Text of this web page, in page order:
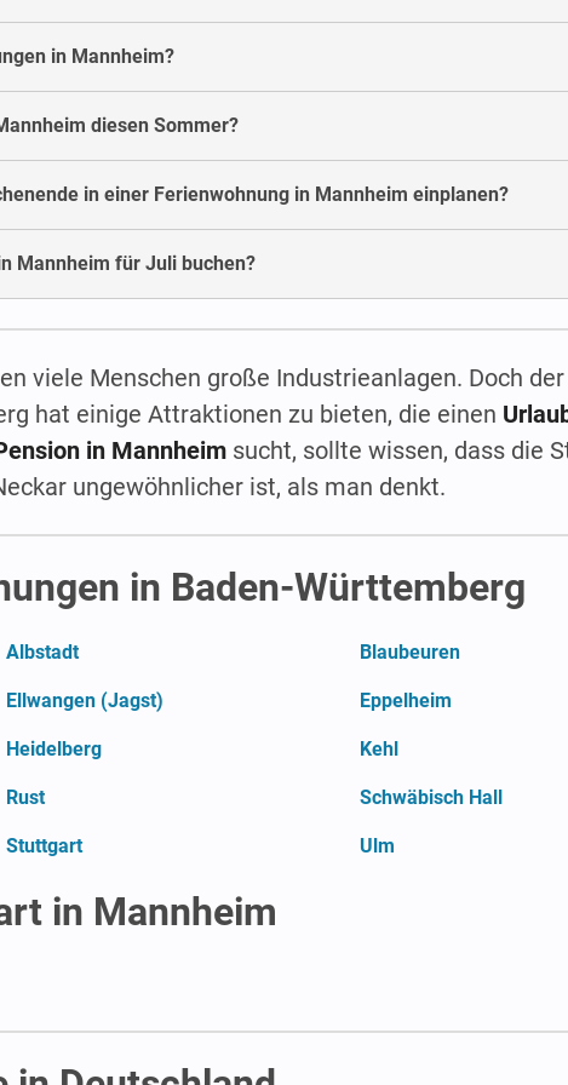
in Mannheim?
diesen Sommer?
in einer Ferienwohnung in Mannheim einplanen?
Mannheim für Juli buchen?
viele Menschen große Industrieanlagen. Doch
hat einige Attraktionen zu bieten, die einen
in Mannheim sucht, sollte wissen, dass die
ungewöhnlicher ist, als man denkt.
in Baden-Württemberg
Albstadt Blaubeuren
Ellwangen (Jagst) Eppelheim
Heidelberg Kehl
Rust Schwäbisch Hall
Stuttgart Ulm
in Mannheim